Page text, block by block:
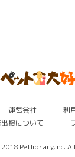
運営会社 利
稿について
Petlibrary,Inc.